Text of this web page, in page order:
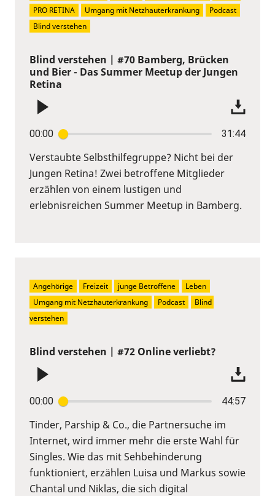
Blind verstehen | #70 Bamberg, Brücken
und Bier - Das Summer Meetup der Jungen
Retina
00:00 31:44
Verstaubte Selbsthilfegruppe? Nicht bei der
Jungen Retina! Zwei betroffene Mitglieder
erzählen von einem lustigen und
erlebnisreichen Summer Meetup in Bamberg.
PRO RETINA Umgang mit Netzhauterkrankung
Podcast
Blind verstehen
Blind verstehen | #72 Online verliebt?
00:00 44:57
Tinder, Parship & Co., die Partnersuche im
Internet, wird immer mehr die erste Wahl für
Singles. Wie das mit Sehbehinderung
funktioniert, erzählen Luisa und Markus sowie
Chantal und Niklas, die sich digital
Angehörige Freizeit junge Betroffene
Leben
Umgang mit Netzhauterkrankung
Podcast
Blind
verstehen